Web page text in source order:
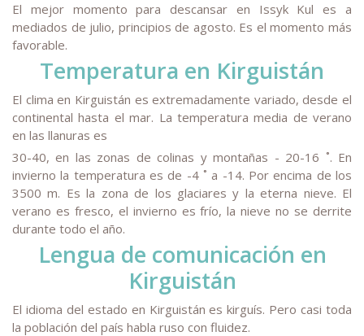
El mejor momento para descansar en Issyk Kul es a
mediados de julio, principios de agosto. Es el momento más
favorable.
Temperatura en Kirguistán
El clima en Kirguistán es extremadamente variado, desde el
continental hasta el mar. La temperatura media de verano
en las llanuras es
30-40, en las zonas de colinas y montañas - 20-16 ˚. En
invierno la temperatura es de -4 ˚ a -14. Por encima de los
3500 m. Es la zona de los glaciares y la eterna nieve. El
verano es fresco, el invierno es frío, la nieve no se derrite
durante todo el año.
Lengua de comunicación en
Kirguistán
El idioma del estado en Kirguistán es kirguís. Pero casi toda
la población del país habla ruso con fluidez.